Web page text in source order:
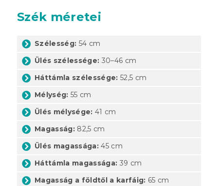
Szék méretei
Szélesség: 54 cm
Ülés szélessége: 30–46 cm
Háttámla szélessége: 52,5 cm
Mélység: 55 cm
Ülés mélysége: 41 cm
Magasság: 82,5 cm
Ülés magassága: 45 cm
Háttámla magassága: 39 cm
Magasság a földtől a karfáig: 65 cm